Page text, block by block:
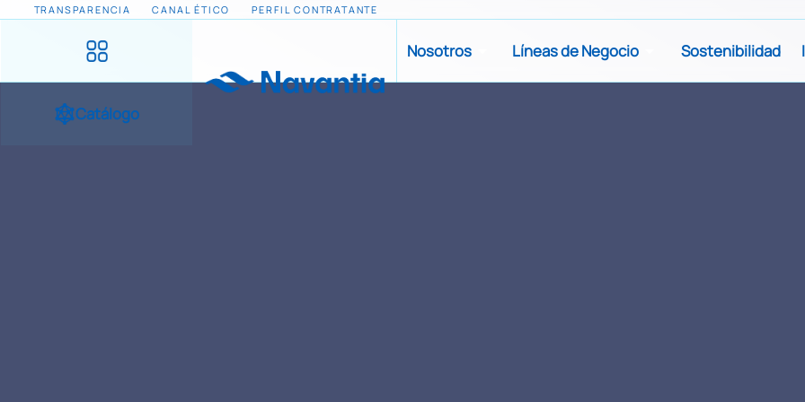
TRANSPARENCIA CANAL ÉTICO PERFIL CONTRATANTE
Catálogo
Nosotros Líneas de Negocio Sostenibilidad